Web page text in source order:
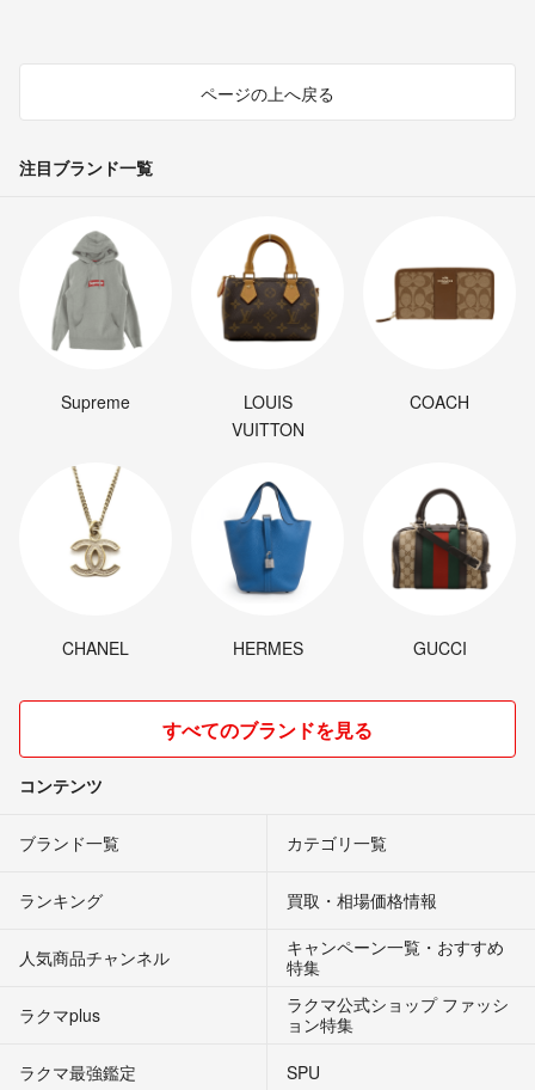
ページの上へ戻る
注目ブランド一覧
Supreme
LOUIS
VUITTON
COACH
CHANEL HERMES GUCCI
すべてのブランドを見る
コンテンツ
ブランド一覧 カテゴリ一覧
ランキング 買取・相場価格情報
人気商品チャンネル
キャンペーン一覧・おすすめ
特集
ラクマplus
ラクマ公式ショップ ファッシ
ョン特集
ラクマ最強鑑定
SPU